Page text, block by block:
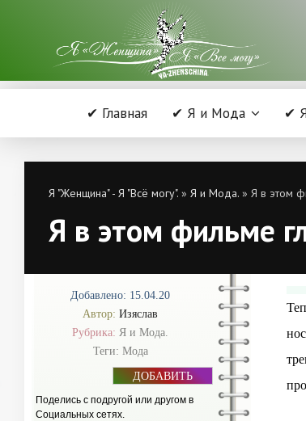
✔ Главная ✔ Я и Мода ✔
Я "Женщина" - Я "Всё могу". » Я и Мода. » Я в этом
Я в этом фильме
Добавлено: 15.04.20
Автор: Изяслав
Рубрика: Я и Мода.
Теги: Мода
ДОБАВИТЬ
Поделись с подругой или другом в
Социальных сетях.